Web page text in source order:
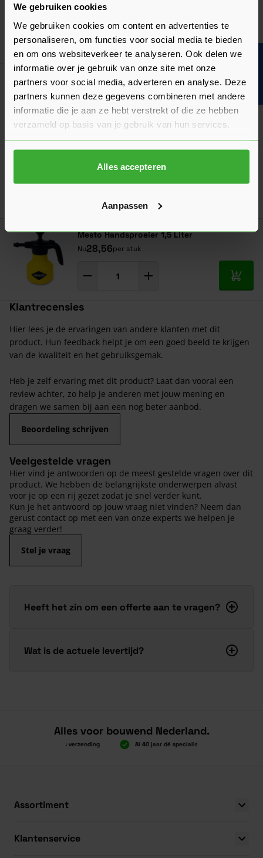
We gebruiken cookies
We gebruiken cookies om content en advertenties te
personaliseren, om functies voor social media te bieden
en om ons websiteverkeer te analyseren. Ook delen we
informatie over je gebruik van onze site met onze
partners voor social media, adverteren en analyse. Deze
partners kunnen deze gegevens combineren met andere
informatie die je aan ze hebt verstrekt of die ze hebben
verzameld op basis van je gebruik van hun services.
Alles accepteren
Aanpassen
Nu20,36
In
Zwaluw Universal PU Cleaner
Nu15,44per stuk
Veiligheidshandschoen Polyester
Verkrijgbaar in 2 kleuren
1,03
Mesto Handsproeier 1,5 Liter
Nu28,56per stuk
In
Klantrecensies
Hier lees je de ervaringen van andere klanten met dit
product. Hun feedback helpt je om een goed beeld te krijgen
van de kwaliteit en het gebruiksgemak.
Heb je zelf ervaring met dit product? Laat dan vooral een
review achter, zo help je anderen met jouw mening en
dragen we samen bij aan een nog beter aanbod.
Beoordeling schrijven
Veelgestelde vragen
Hier vind je antwoorden op de meest gestelde vragen over dit
product. We hebben de belangrijkste onderwerpen alvast
voor je op een rij gezet zodat je snel verder kunt.
Kun je het antwoord op jouw vraag niet vinden? Neem dan
gerust contact op met een van onze experts we helpen je
graag verder!
Stel je vraag
Heeft het zin om een offerte aan te vragen?
Wat is de actuele levertijd?
Alles voor bouwend Nederland.
Boven 2.000 gratis verzending Al 40 jaar dé specialist
Assortiment
Klantenservice